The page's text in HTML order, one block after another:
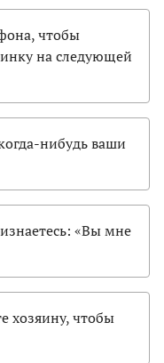
чтобы
на следующей
нибудь ваши
«Вы мне
хозяину, чтобы